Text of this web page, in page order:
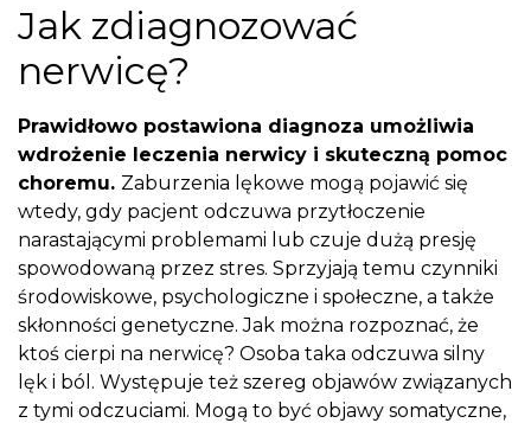
Jak zdiagnozować
nerwicę?
Prawidłowo postawiona diagnoza umożliwia
wdrożenie leczenia nerwicy i skuteczną pomoc
choremu. Zaburzenia lękowe mogą pojawić się
wtedy, gdy pacjent odczuwa przytłoczenie
narastającymi problemami lub czuje dużą presję
spowodowaną przez stres. Sprzyjają temu czynniki
środowiskowe, psychologiczne i społeczne, a także
skłonności genetyczne. Jak można rozpoznać, że
ktoś cierpi na nerwicę? Osoba taka odczuwa silny
lęk i ból. Występuje też szereg objawów związanych
z tymi odczuciami. Mogą to być objawy somatyczne,